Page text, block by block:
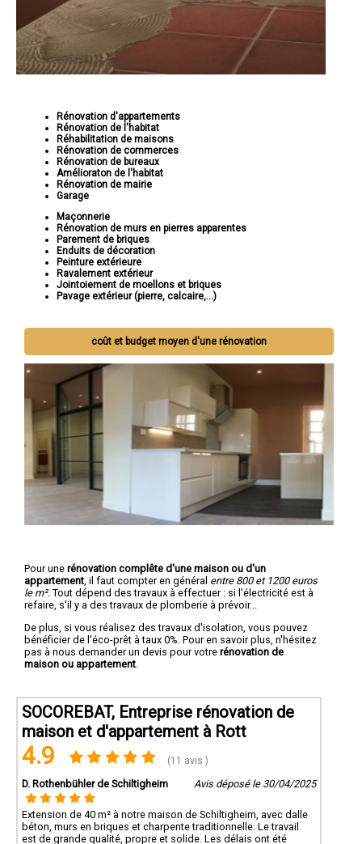
Rénovation d'appartements
Rénovation de l'habitat
Réhabilitation de maisons
Rénovation de commerces
Rénovation de bureaux
Amélioraton de l'habitat
Rénovation de mairie
Garage
Maçonnerie
Rénovation de murs en pierres apparentes
Parement de briques
Enduits de décoration
Peinture extérieure
Ravalement extérieur
Jointoiement de moellons et briques
Pavage extérieur (pierre, calcaire,...)
coût et budget moyen d'une rénovation
Pour une rénovation complête d'une maison ou d'un
appartement , il faut compter en général entre 800 et 1200 euros
le m². Tout dépend des travaux à effectuer : si l'électricité est à
refaire, s'il y a des travaux de plomberie à prévoir...
De plus, si vous réalisez des travaux d'isolation, vous pouvez
bénéficier de l'éco-prêt à taux 0%. Pour en savoir plus, n'hésitez
pas à nous demander un devis pour votre rénovation de
maison ou appartement
SOCOREBAT, Entreprise rénovation de
maison et d'appartement à Rott
4.9 (11 avis )
D. Rothenbühler de Schiltigheim Avis déposé le 30/04/2025
Extension de 40 m² à notre maison de Schiltigheim, avec dalle
béton, murs en briques et charpente traditionnelle. Le travail
est de grande qualité, propre et solide. Les délais ont été